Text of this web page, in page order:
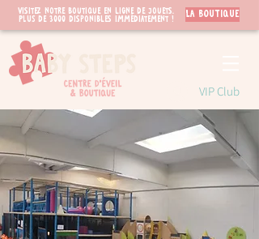
Visitez notre boutique en ligne de jouets.
PLUS de 3000 disponibles immédiatement !
LA BOUTIQUE
VIP Club